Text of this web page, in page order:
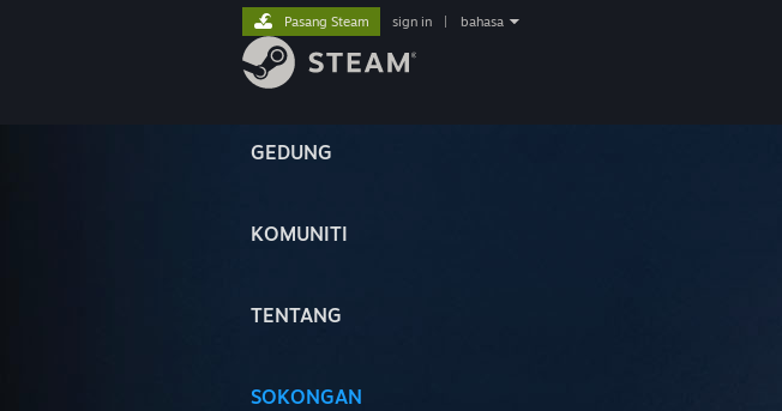
GEDUNG
KOMUNITI
TENTANG
SOKONGAN
Pasang Steam sign in bahasa